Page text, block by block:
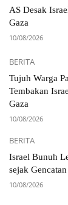
AS Desak
Gaza
10/08/2026
BERITA
Tujuh Warga
Tembakan
Gaza
10/08/2026
BERITA
Israel Bunuh
sejak
10/08/2026